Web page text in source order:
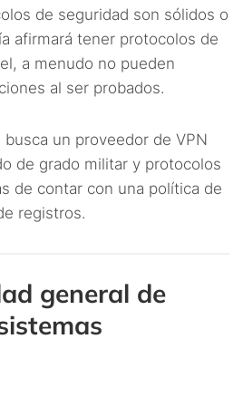
de seguridad son sólidos o
afirmará tener protocolos de
a menudo no pueden
al ser probados.
un proveedor de VPN
de grado militar y protocolos
de contar con una política de
registros.
general de